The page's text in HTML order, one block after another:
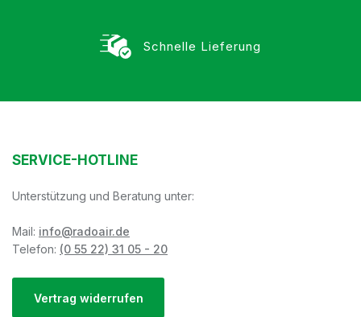
Schnelle Lieferung
SERVICE-HOTLINE
Unterstützung und Beratung unter:
Mail: info@radoair.de
Telefon: (0 55 22) 31 05 - 20
Vertrag widerrufen